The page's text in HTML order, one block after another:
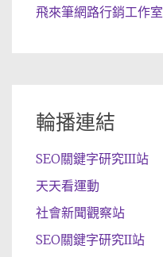
飛來筆網路行銷工作室
輪播連結
SEO關鍵字研究III站
天天看運動
社會新聞觀察站
SEO關鍵字研究II站